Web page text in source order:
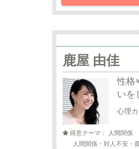
鹿屋 由佳
性格
いを
心理
得意テーマ： 人間関係
人間関係・対人不安・